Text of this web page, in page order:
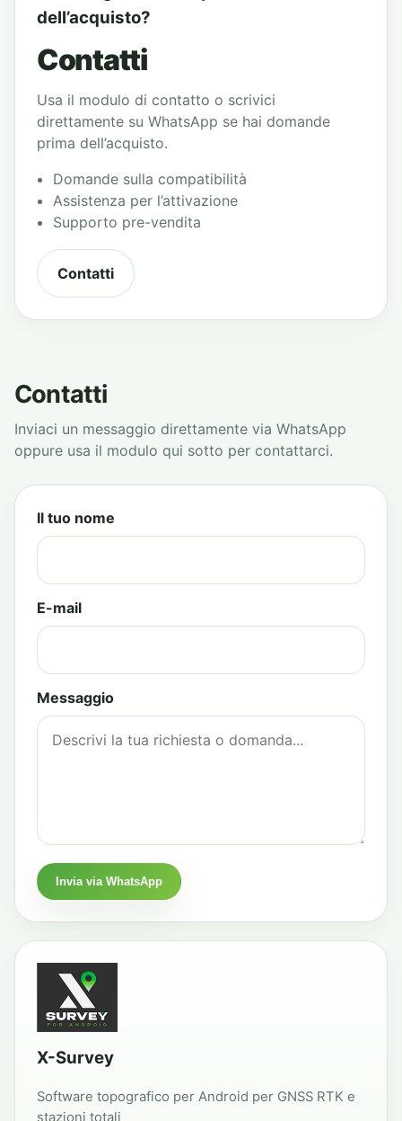
dell’acquisto?
Contatti
Usa il modulo di contatto o scrivici
direttamente su WhatsApp se hai domande
prima dell’acquisto.
Domande sulla compatibilità
Assistenza per l’attivazione
Supporto pre-vendita
Contatti
Contatti
Inviaci un messaggio direttamente via WhatsApp
oppure usa il modulo qui sotto per contattarci.
Il tuo nome
E-mail
Messaggio
Invia via WhatsApp
X-Survey
Software topografico per Android per GNSS RTK e
stazioni totali